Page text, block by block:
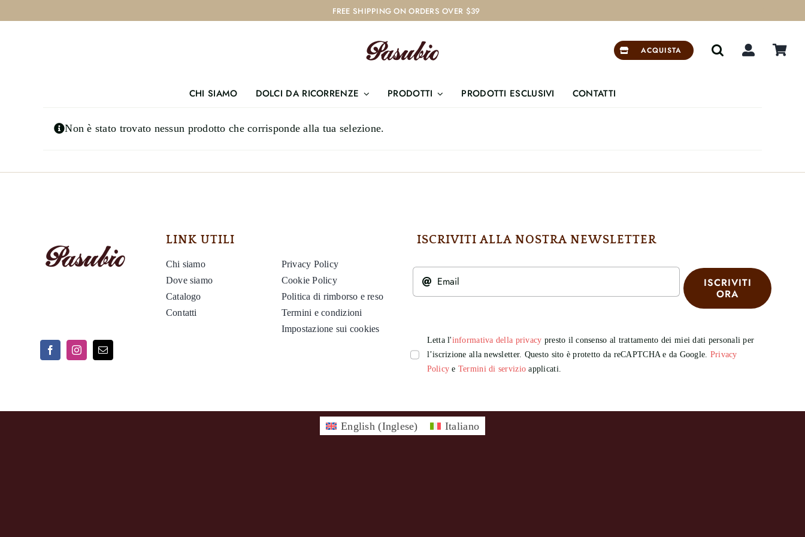
FREE SHIPPING ON ORDERS OVER $39
ACQUISTA
CHI SIAMO DOLCI DA RICORRENZE PRODOTTI PRODOTTI ESCLUSIVI CONTATTI
Non è stato trovato nessun prodotto che corrisponde alla tua selezione.
LINK UTILI
Chi siamo
Dove siamo
Catalogo
Contatti
Privacy Policy
Cookie Policy
Politica di rimborso e reso
Termini e condizioni
Impostazione sui cookies
ISCRIVITI ALLA NOSTRA NEWSLETTER
ISCRIVITI
ORA
Letta l'informativa della privacy presto il consenso al trattamento dei miei dati personali per
l’iscrizione alla newsletter. Questo sito è protetto da reCAPTCHA e da Google. Privacy
Policy e Termini di servizio applicati.
English (Inglese) Italiano